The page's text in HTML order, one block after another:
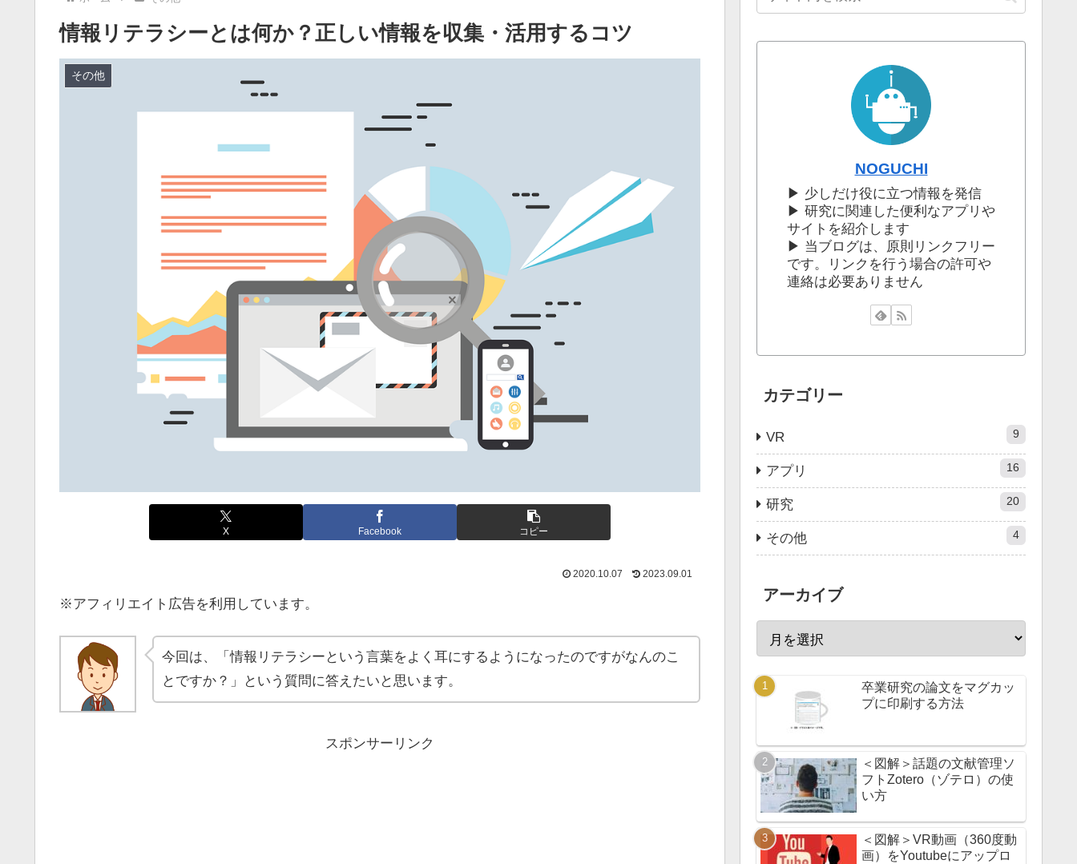
情報リテラシーとは何か？正しい情報を収集・活用するコツ
その他
X Facebook コピー
2020.10.07 2023.09.01
※アフィリエイト広告を利用しています。
今回は、「情報リテラシーという言葉をよく耳にするようになったのですがなんのこ
とですか？」という質問に答えたいと思います。
スポンサーリンク
NOGUCHI
▶︎ 少しだけ役に立つ情報を発信
▶︎ 研究に関連した便利なアプリや
サイトを紹介します
▶︎ 当ブログは、原則リンクフリー
です。リンクを行う場合の許可や
連絡は必要ありません
カテゴリー
VR 9
アプリ 16
研究 20
その他 4
アーカイブ
卒業研究の論文をマグカッ
プに印刷する方法
＜図解＞話題の文献管理ソ
フトZotero（ゾテロ）の使
い方
＜図解＞VR動画（360度動
画）をYoutubeにアップロ